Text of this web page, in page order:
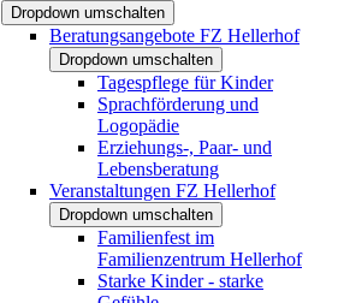
Dropdown umschalten
Beratungsangebote FZ Hellerhof
Dropdown umschalten
Tagespflege für Kinder
Sprachförderung und
Logopädie
Erziehungs-, Paar- und
Lebensberatung
Veranstaltungen FZ Hellerhof
Dropdown umschalten
Familienfest im
Familienzentrum Hellerhof
Starke Kinder - starke